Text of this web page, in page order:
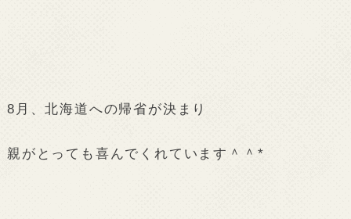
8月、北海道への帰省が決まり
親がとっても喜んでくれています＾＾*